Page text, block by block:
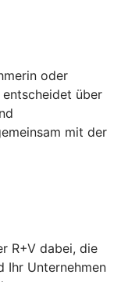
oder
über
mit der
R+V dabei, die
Ihr Unternehmen